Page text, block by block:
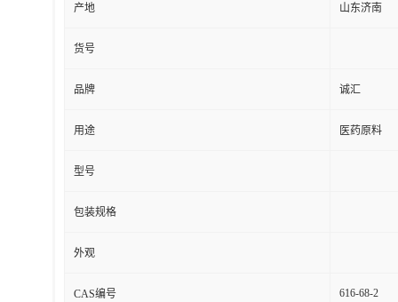
产地 山东济南
货号
品牌 诚汇
用途 医药原料
型号
包装规格
外观
CAS编号 616-68-2